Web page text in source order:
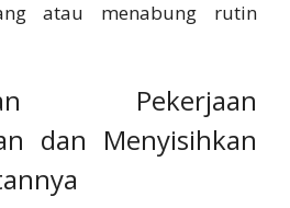
atau menabung rutin
Pekerjaan
dan Menyisihkan